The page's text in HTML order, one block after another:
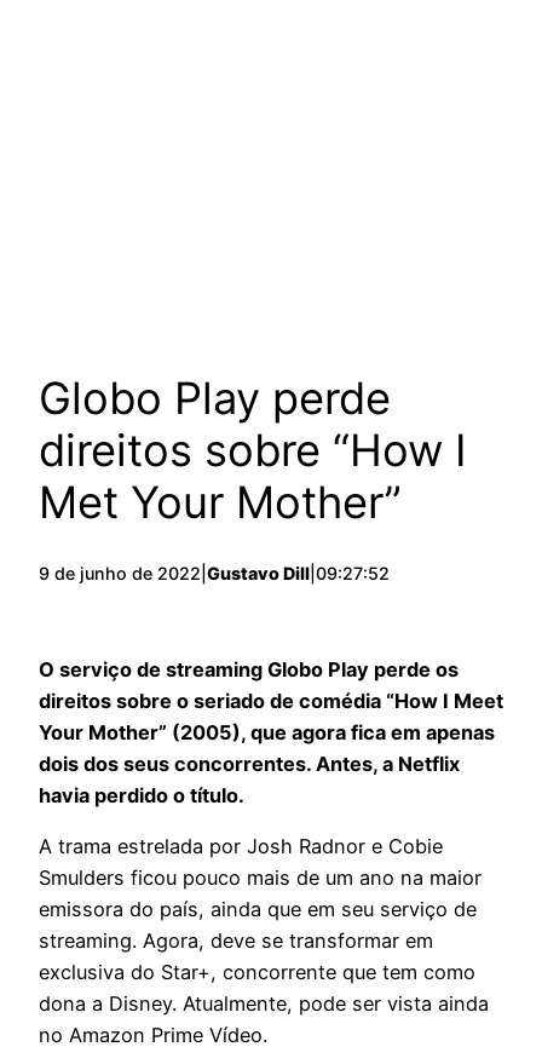
Globo Play perde
direitos sobre “How I
Met Your Mother”
9 de junho de 2022 Gustavo Dill 09:27:52
O serviço de streaming Globo Play perde os
direitos sobre o seriado de comédia “How I Meet
Your Mother” (2005), que agora fica em apenas
dois dos seus concorrentes. Antes, a Netflix
havia perdido o título.
A trama estrelada por Josh Radnor e Cobie
Smulders ficou pouco mais de um ano na maior
emissora do país, ainda que em seu serviço de
streaming. Agora, deve se transformar em
exclusiva do Star+, concorrente que tem como
dona a Disney. Atualmente, pode ser vista ainda
no Amazon Prime Vídeo.